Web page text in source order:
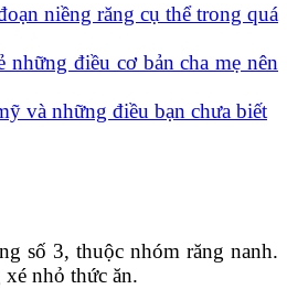
niềng răng cụ thể trong quá
những điều cơ bản cha mẹ nên
và những điều bạn chưa biết
số 3, thuộc nhóm răng nanh.
nhỏ thức ăn.